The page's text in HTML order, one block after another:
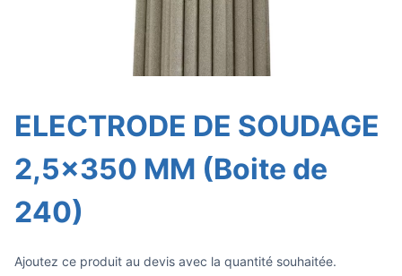
ELECTRODE DE SOUDAGE
2,5×350 MM (Boite de
240)
Ajoutez ce produit au devis avec la quantité souhaitée.